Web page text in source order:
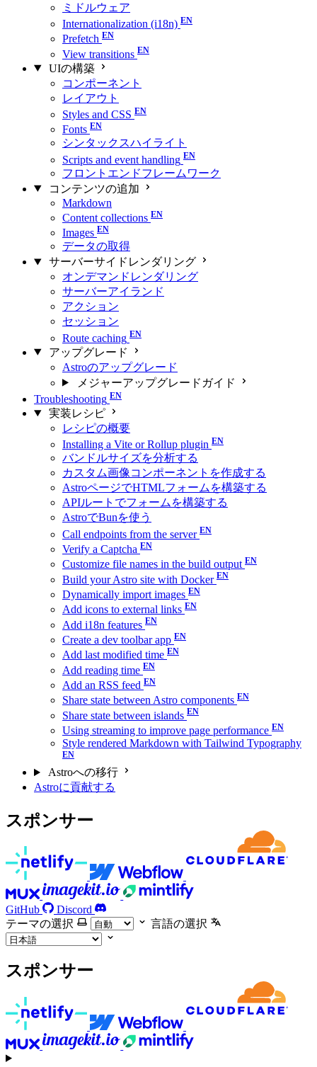
ミドルウェア
Internationalization (i18n)
Prefetch
View transitions
UIの構築
コンポーネント
レイアウト
Styles and CSS
Fonts
シンタックスハイライト
Scripts and event handling
フロントエンドフレームワーク
コンテンツの追加
Markdown
Content collections
Images
データの取得
サーバーサイドレンダリング
オンデマンドレンダリング
サーバーアイランド
アクション
セッション
Route caching
アップグレード
Astroのアップグレード
メジャーアップグレードガイド
Troubleshooting
実装レシピ
レシピの概要
Installing a Vite or Rollup plugin
バンドルサイズを分析する
カスタム画像コンポーネントを作成する
AstroページでHTMLフォームを構築する
APIルートでフォームを構築する
AstroでBunを使う
Call endpoints from the server
Verify a Captcha
Customize file names in the build output
Build your Astro site with Docker
Dynamically import images
Add icons to external links
Add i18n features
Create a dev toolbar app
Add last modified time
Add reading time
Add an RSS feed
Share state between Astro components
Share state between islands
Using streaming to improve page performance
Style rendered Markdown with Tailwind Typography
Astroへの移行
Astroに貢献する
スポンサー
GitHub
Discord
テーマの選択
言語の選択
スポンサー